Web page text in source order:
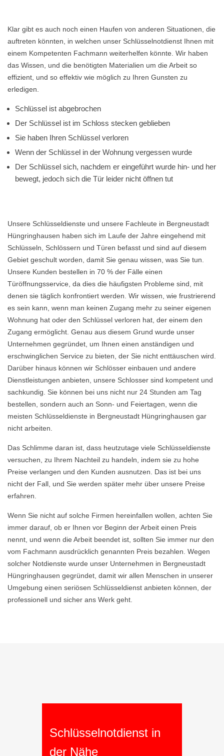
Klar gibt es auch noch einen Haufen von anderen Situationen, die
auftreten könnten, in welchen unser Schlüsselnotdienst Ihnen mit
einem Kompetenten Fachmann weiterhelfen könnte. Wir haben
das Wissen, und die benötigten Materialien um die Arbeit so
effizient, und so effektiv wie möglich zu Ihren Gunsten zu
erledigen.
Schlüssel ist abgebrochen
Der Schlüssel ist im Schloss stecken geblieben
Sie haben Ihren Schlüssel verloren
Wenn der Schlüssel in der Wohnung vergessen wurde
Der Schlüssel sich, nachdem er eingeführt wurde hin- und her
bewegt, jedoch sich die Tür leider nicht öffnen tut
Unsere Schlüsseldienste und unsere Fachleute in Bergneustadt
Hüngringhausen haben sich im Laufe der Jahre eingehend mit
Schlüsseln, Schlössern und Türen befasst und sind auf diesem
Gebiet geschult worden, damit Sie genau wissen, was Sie tun.
Unsere Kunden bestellen in 70 % der Fälle einen
Türöffnungsservice, da dies die häufigsten Probleme sind, mit
denen sie täglich konfrontiert werden. Wir wissen, wie frustrierend
es sein kann, wenn man keinen Zugang mehr zu seiner eigenen
Wohnung hat oder den Schlüssel verloren hat, der einem den
Zugang ermöglicht. Genau aus diesem Grund wurde unser
Unternehmen gegründet, um Ihnen einen anständigen und
erschwinglichen Service zu bieten, der Sie nicht enttäuschen wird.
Darüber hinaus können wir Schlösser einbauen und andere
Dienstleistungen anbieten, unsere Schlosser sind kompetent und
sachkundig. Sie können bei uns nicht nur 24 Stunden am Tag
bestellen, sondern auch an Sonn- und Feiertagen, wenn die
meisten Schlüsseldienste in Bergneustadt Hüngringhausen gar
nicht arbeiten.
Das Schlimme daran ist, dass heutzutage viele Schlüsseldienste
versuchen, zu Ihrem Nachteil zu handeln, indem sie zu hohe
Preise verlangen und den Kunden ausnutzen. Das ist bei uns
nicht der Fall, und Sie werden später mehr über unsere Preise
erfahren.
Wenn Sie nicht auf solche Firmen hereinfallen wollen, achten Sie
immer darauf, ob er Ihnen vor Beginn der Arbeit einen Preis
nennt, und wenn die Arbeit beendet ist, sollten Sie immer nur den
vom Fachmann ausdrücklich genannten Preis bezahlen. Wegen
solcher Notdienste wurde unser Unternehmen in Bergneustadt
Hüngringhausen gegründet, damit wir allen Menschen in unserer
Umgebung einen seriösen Schlüsseldienst anbieten können, der
professionell und sicher ans Werk geht.
Schlüsselnotdienst in
der Nähe